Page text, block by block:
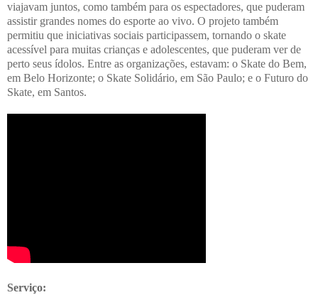
viajavam juntos, como também para os espectadores, que puderam
assistir grandes nomes do esporte ao vivo. O projeto também
permitiu que iniciativas sociais participassem, tornando o skate
acessível para muitas crianças e adolescentes, que puderam ver de
perto seus ídolos. Entre as organizações, estavam: o Skate do Bem,
em Belo Horizonte; o Skate Solidário, em São Paulo; e o Futuro do
Skate, em Santos.
Serviço: